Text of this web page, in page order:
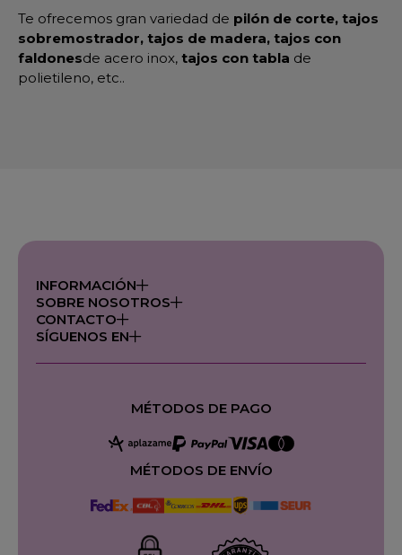
Te ofrecemos gran variedad de pilón de corte, tajos
sobremostrador, tajos de madera, tajos con
faldonesde acero inox, tajos con tabla de
polietileno, etc..
INFORMACIÓN
SOBRE NOSOTROS
CONTACTO
SÍGUENOS EN
MÉTODOS DE PAGO
MÉTODOS DE ENVÍO